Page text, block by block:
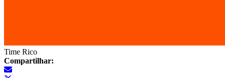
Time Rico
Compartilhar: